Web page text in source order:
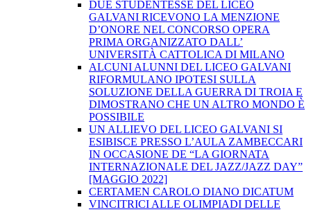
DUE STUDENTESSE DEL LICEO
GALVANI RICEVONO LA MENZIONE
D’ONORE NEL CONCORSO OPERA
PRIMA ORGANIZZATO DALL’
UNIVERSITÀ CATTOLICA DI MILANO
ALCUNI ALUNNI DEL LICEO GALVANI
RIFORMULANO IPOTESI SULLA
SOLUZIONE DELLA GUERRA DI TROIA E
DIMOSTRANO CHE UN ALTRO MONDO È
POSSIBILE
UN ALLIEVO DEL LICEO GALVANI SI
ESIBISCE PRESSO L’AULA ZAMBECCARI
IN OCCASIONE DE “LA GIORNATA
INTERNAZIONALE DEL JAZZ/JAZZ DAY”
[MAGGIO 2022]
CERTAMEN CAROLO DIANO DICATUM
VINCITRICI ALLE OLIMPIADI DELLE